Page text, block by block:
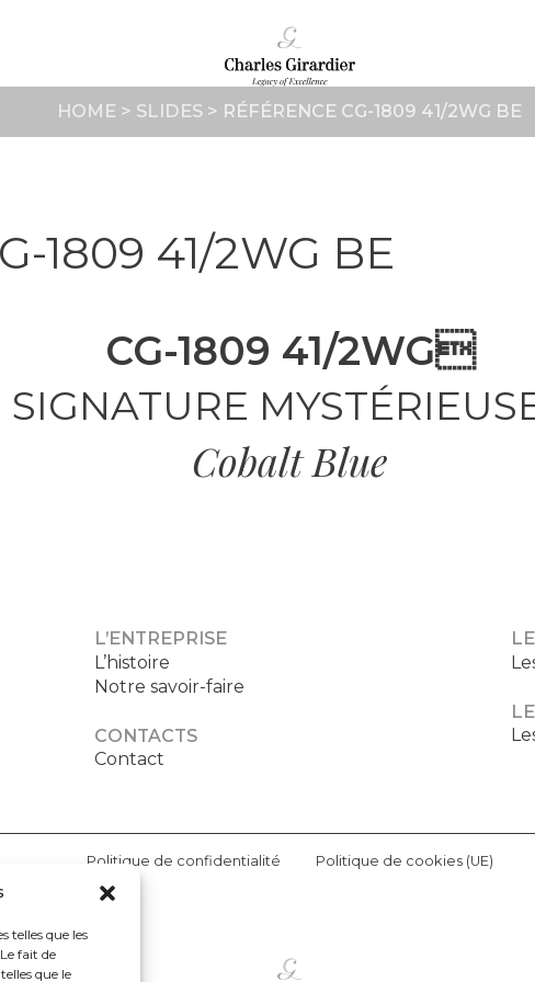
telles que les
fait de
que le
HOME > SLIDES > RÉFÉRENCE CG-1809 41/2WG BE
1809 41/2WG BE
CG-1809 41/2WG
SIGNATURE
Cobalt Blue
L’ENTREPRISE
L’histoire
Notre savoir-faire
CONTACTS
Contact
Politique de confidentialité Politique de cookies (UE)